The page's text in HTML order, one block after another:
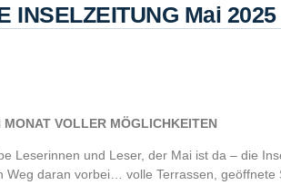
INSELZEITUNG Mai
MONAT VOLLER MÖGLICHKEITEN
Leserinnen und Leser, der Mai ist da – die
Weg daran vorbei… volle Terrassen, geöffnete